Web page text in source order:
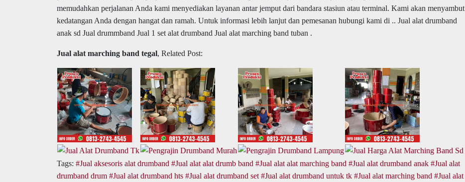
memudahkan perjalanan Anda kami menyediakan layanan antar jemput dari bandara stasiun atau terminal. Kami akan menyambut
kedatangan Anda dengan hangat dan ramah. Untuk informasi lebih lanjut dan pemesanan hubungi kami di .. Jual alat drumband
anak sd Jual drummband Jual 1 set alat drumband Jual alat marching band tuban .
Jual alat marching band tegal, Related Post:
Tags: Jual aksesoris alat drumband Jual alat alat drumb band Jual alat alat marching band Jual alat drumband anak
Jual alat
drumband drum
Jual alat drumband hts Jual alat drumband set Jual alat drumband untuk tk Jual alat marching band
Jual alat